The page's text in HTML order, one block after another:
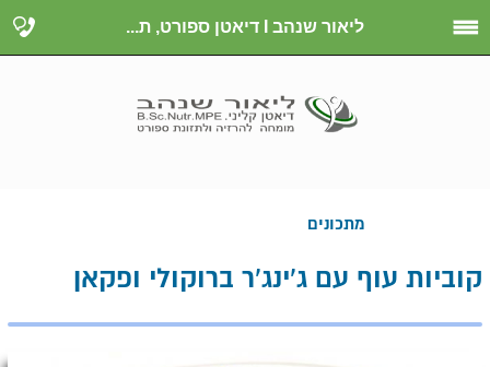
ליאור שנהב I דיאטן ספורט, ת...
קוביות עוף עם ג'ינג'ר ברוקולי ופקאן
מתכונים